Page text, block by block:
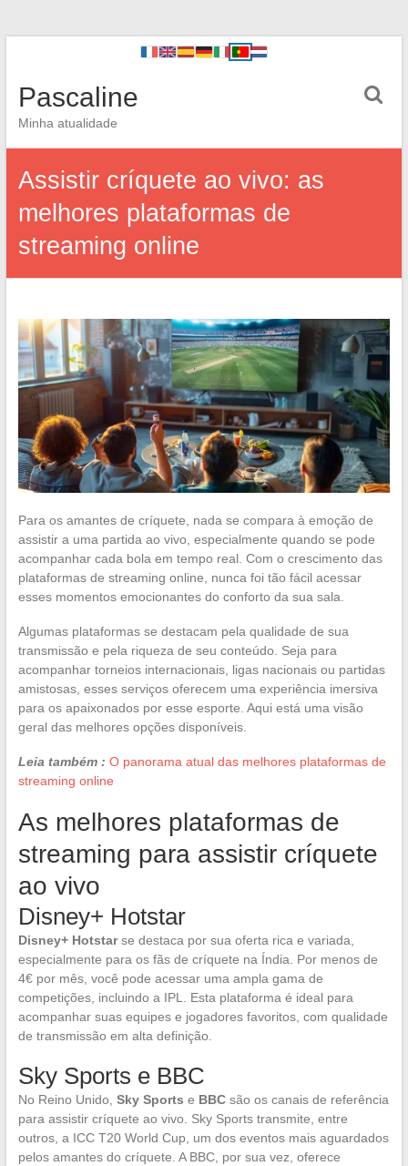
Pascaline
Minha atualidade
Assistir críquete ao vivo: as
melhores plataformas de
streaming online
Para os amantes de críquete, nada se compara à emoção de
assistir a uma partida ao vivo, especialmente quando se pode
acompanhar cada bola em tempo real. Com o crescimento das
plataformas de streaming online, nunca foi tão fácil acessar
esses momentos emocionantes do conforto da sua sala.
Algumas plataformas se destacam pela qualidade de sua
transmissão e pela riqueza de seu conteúdo. Seja para
acompanhar torneios internacionais, ligas nacionais ou partidas
amistosas, esses serviços oferecem uma experiência imersiva
para os apaixonados por esse esporte. Aqui está uma visão
geral das melhores opções disponíveis.
Leia também : O panorama atual das melhores plataformas de
streaming online
As melhores plataformas de
streaming para assistir críquete
ao vivo
Disney+ Hotstar
Disney+ Hotstarse destaca por sua oferta rica e variada,
especialmente para os fãs de críquete na Índia. Por menos de
4€ por mês, você pode acessar uma ampla gama de
competições, incluindo a IPL. Esta plataforma é ideal para
acompanhar suas equipes e jogadores favoritos, com qualidade
de transmissão em alta definição.
Sky Sports e BBC
No Reino Unido, Sky Sports e BBCsão os canais de referência
para assistir críquete ao vivo. Sky Sports transmite, entre
outros, a ICC T20 World Cup, um dos eventos mais aguardados
pelos amantes do críquete. A BBC, por sua vez, oferece